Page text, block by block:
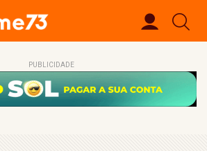
PUBLICIDADE